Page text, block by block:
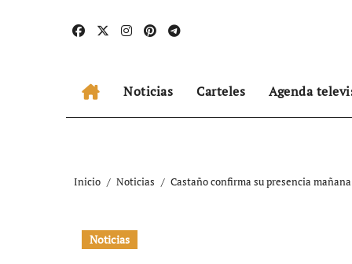
Noticias Carteles Agenda
Inicio Noticias Castaño confirma su presencia
Noticias